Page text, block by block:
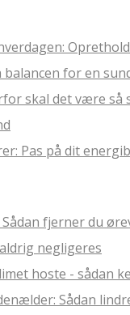
balancen for en
skal det være så
Pas på dit
fjerner du
negligeres
hoste - sådan
Sådan